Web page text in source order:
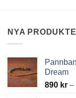
NYA
Dream
890 kr –